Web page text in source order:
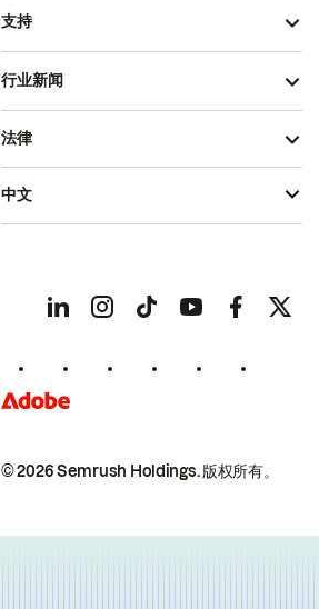
支持
行业新闻
© 2026 Semrush Holdings.版权所有。
法律
中文